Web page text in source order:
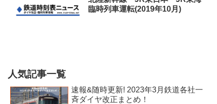
臨時列車運転(2019年10月)
人気記事一覧
速報&随時更新! 2023年3月鉄道各社一
斉ダイヤ改正まとめ！